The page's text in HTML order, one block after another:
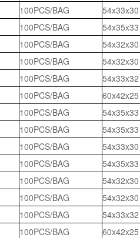
100PCS/BAG
54x33x30
100PCS/BAG
54x35x33
100PCS/BAG
54x32x30
100PCS/BAG
54x32x30
100PCS/BAG
54x33x32
100PCS/BAG
60x42x25
100PCS/BAG
54x35x33
100PCS/BAG
54x35x33
100PCS/BAG
54x33x30
100PCS/BAG
54x35x33
100PCS/BAG
54x32x30
100PCS/BAG
54x32x30
100PCS/BAG
54x33x32
100PCS/BAG
60x42x25